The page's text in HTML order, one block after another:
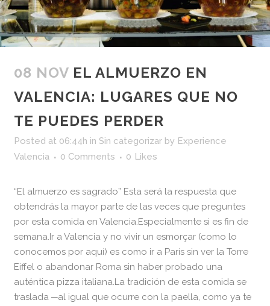
08 NOV EL ALMUERZO EN
VALENCIA: LUGARES QUE NO
TE PUEDES PERDER
Posted at 06:44h in Sin categorizar by Experience
Valencia
0 Comments 0 Likes
“El almuerzo es sagrado” Esta será la respuesta que
obtendrás la mayor parte de las veces que preguntes
por esta comida en Valencia.Especialmente si es fin de
semana.Ir a Valencia y no vivir un esmorçar (como lo
conocemos por aquí) es como ir a París sin ver la Torre
Eiffel o abandonar Roma sin haber probado una
auténtica pizza italiana.La tradición de esta comida se
traslada ─al igual que ocurre con la paella, como ya te